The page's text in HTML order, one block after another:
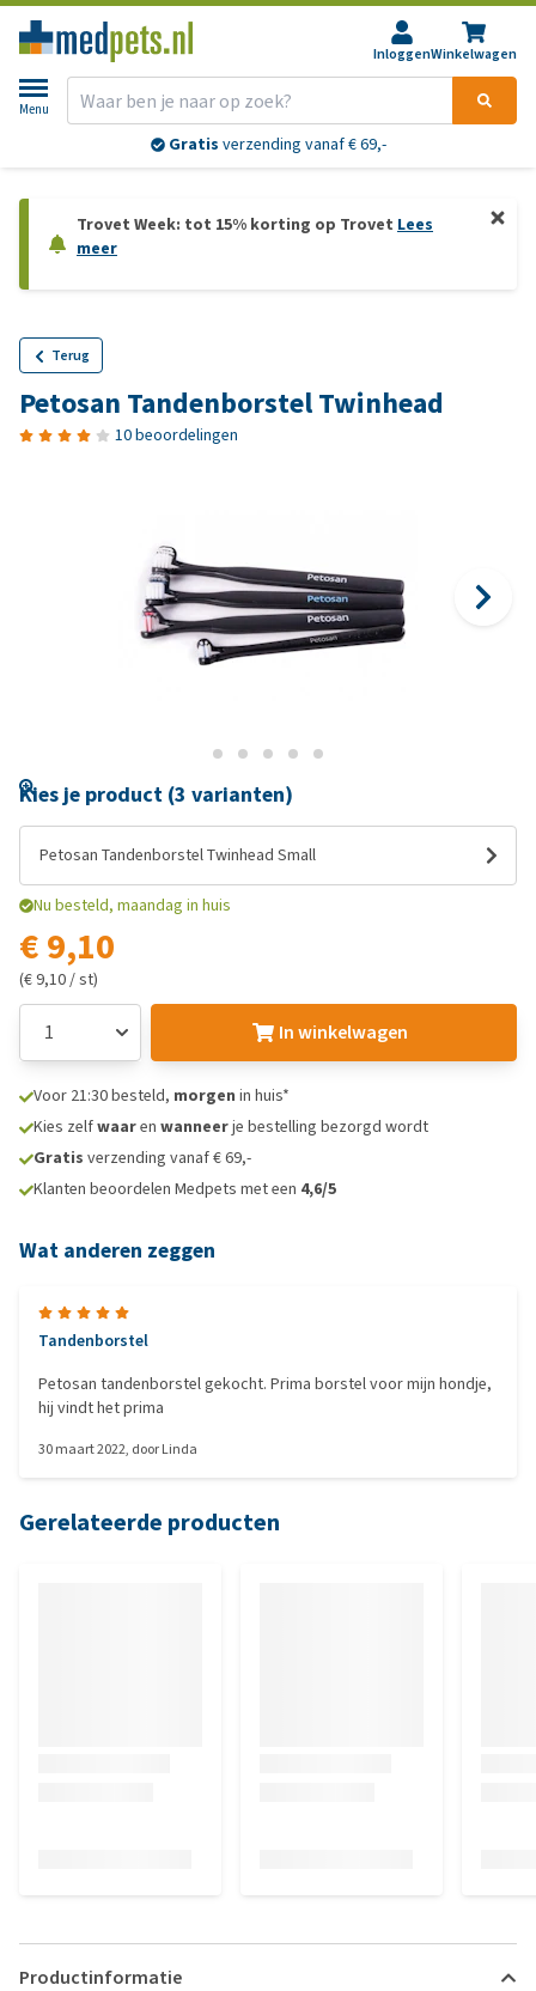
InloggenWinkelwagen
Menu
Gratis verzending vanaf € 69,-
Trovet Week: tot 15% korting op Trovet Lees
meer
Terug
Petosan Tandenborstel Twinhead
10 beoordelingen
Kies je product (3 varianten)
Petosan Tandenborstel Twinhead Small
Nu besteld, maandag in huis
€ 9,10
(€ 9,10 / st)
In winkelwagen
Voor 21:30 besteld, morgen in huis*
Kies zelfwaaren wanneerje bestelling bezorgd wordt
Gratis verzending vanaf € 69,-
Klanten beoordelen Medpets met een 4,6/5
Wat anderen zeggen
Tandenborstel
Petosan tandenborstel gekocht. Prima borstel voor mijn hondje,
hij vindt het prima
30 maart 2022, doorLinda
Gerelateerde producten
Productinformatie